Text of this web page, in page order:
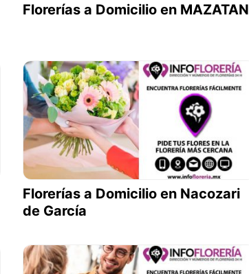
Florerías a Domicilio en MAZATAN
Florerías a Domicilio en Nacozari
de García